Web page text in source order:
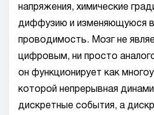
напряжения, химические
диффузию и изменяющуюся
проводимость. Мозг не
цифровым, ни просто
он функционирует как
которой непрерывная
дискретные события, а